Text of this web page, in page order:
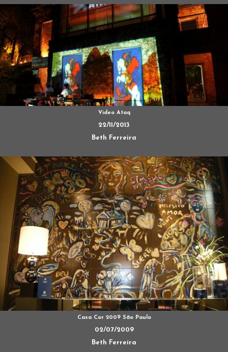
Video Ataq
22/11/2013
Beth Ferreira
Casa Cor 2009 São Paulo
02/07/2009
Beth Ferreira